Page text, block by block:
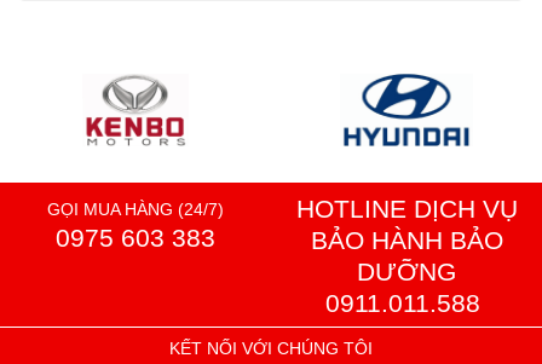
GỌI MUA HÀNG (24/7)
0975 603 383
HOTLINE DỊCH VỤ
BẢO HÀNH BẢO
DƯỠNG
0911.011.588
KẾT NỐI VỚI CHÚNG TÔI